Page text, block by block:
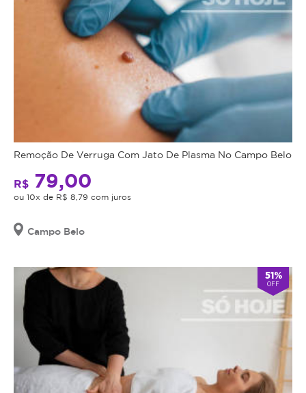
Remoção De Verruga Com Jato De Plasma No Campo Belo
R$ 79,00
ou 10x de R$ 8,79 com juros
Campo Belo
51%
OFF